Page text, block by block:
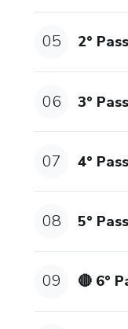
05 2°
06 3°
07 4°
08 5°
09 🔴 6°